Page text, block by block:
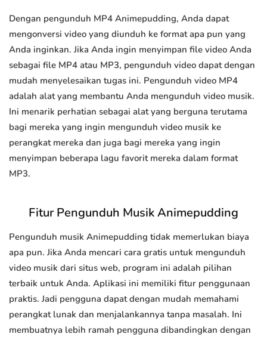
Dengan pengunduh MP4 Animepudding, Anda dapat
mengonversi video yang diunduh ke format apa pun yang
Anda inginkan. Jika Anda ingin menyimpan file video Anda
sebagai file MP4 atau MP3, pengunduh video dapat dengan
mudah menyelesaikan tugas ini. Pengunduh video MP4
adalah alat yang membantu Anda mengunduh video musik.
Ini menarik perhatian sebagai alat yang berguna terutama
bagi mereka yang ingin mengunduh video musik ke
perangkat mereka dan juga bagi mereka yang ingin
menyimpan beberapa lagu favorit mereka dalam format
MP3.
Fitur Pengunduh Musik Animepudding
Pengunduh musik Animepudding tidak memerlukan biaya
apa pun. Jika Anda mencari cara gratis untuk mengunduh
video musik dari situs web, program ini adalah pilihan
terbaik untuk Anda. Aplikasi ini memiliki fitur penggunaan
praktis. Jadi pengguna dapat dengan mudah memahami
perangkat lunak dan menjalankannya tanpa masalah. Ini
membuatnya lebih ramah pengguna dibandingkan dengan